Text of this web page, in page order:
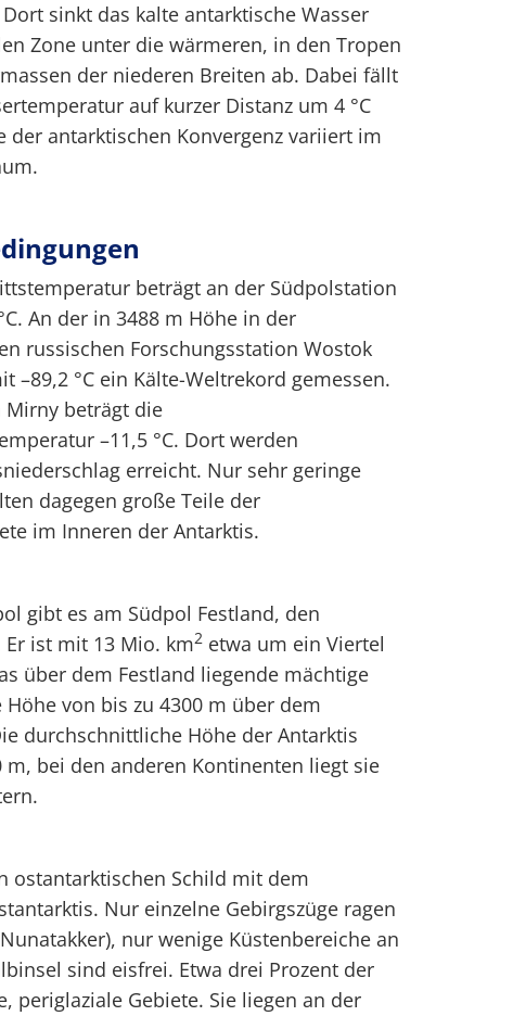
sinkt das kalte antarktische Wasser
Zone unter die wärmeren, in den Tropen
der niederen Breiten ab. Dabei fällt
auf kurzer Distanz um 4 °C
der antarktischen Konvergenz variiert im
beträgt an der Südpolstation
An der in 3488 m Höhe in der
russischen Forschungsstation Wostok
–89,2 °C ein Kälte-Weltrekord gemessen.
Mirny beträgt die
–11,5 °C. Dort werden
erreicht. Nur sehr geringe
dagegen große Teile der
im Inneren der Antarktis.
gibt es am Südpol Festland, den
ist mit 13 Mio. km2 etwa um ein Viertel
über dem Festland liegende mächtige
von bis zu 4300 m über dem
durchschnittliche Höhe der Antarktis
m, bei den anderen Kontinenten liegt sie
ostantarktischen Schild mit dem
Nur einzelne Gebirgszüge ragen
nur wenige Küstenbereiche an
sind eisfrei. Etwa drei Prozent der
periglaziale Gebiete. Sie liegen an der